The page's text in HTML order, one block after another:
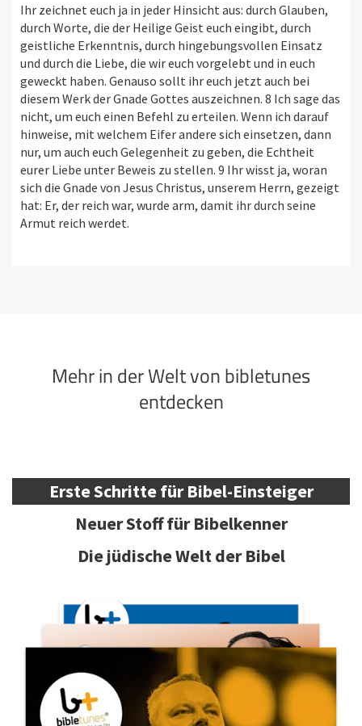
Ihr zeichnet euch ja in jeder Hinsicht aus: durch Glauben,
durch Worte, die der Heilige Geist euch eingibt, durch
geistliche Erkenntnis, durch hingebungsvollen Einsatz
und durch die Liebe, die wir euch vorgelebt und in euch
geweckt haben. Genauso sollt ihr euch jetzt auch bei
diesem Werk der Gnade Gottes auszeichnen. 8 Ich sage das
nicht, um euch einen Befehl zu erteilen. Wenn ich darauf
hinweise, mit welchem Eifer andere sich einsetzen, dann
nur, um auch euch Gelegenheit zu geben, die Echtheit
eurer Liebe unter Beweis zu stellen. 9 Ihr wisst ja, woran
sich die Gnade von Jesus Christus, unserem Herrn, gezeigt
hat: Er, der reich war, wurde arm, damit ihr durch seine
Armut reich werdet.
Mehr in der Welt von bibletunes
entdecken
Erste Schritte für Bibel-Einsteiger
Neuer Stoff für Bibelkenner
Die jüdische Welt der Bibel